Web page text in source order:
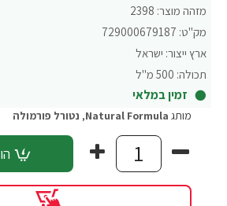
מזהה מוצר: 2398
מק"ט: 729000679187
ארץ ייצור: ישראל
תכולה: 500 מ"ל
זמין במלאי
מותג Natural Formula
, נטורל פורמולה